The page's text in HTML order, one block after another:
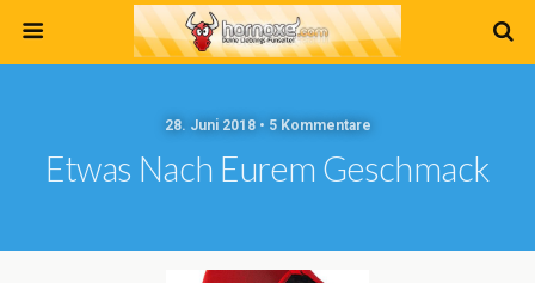
28. Juni 2018 • 5 Kommentare
Etwas Nach Eurem Geschmack